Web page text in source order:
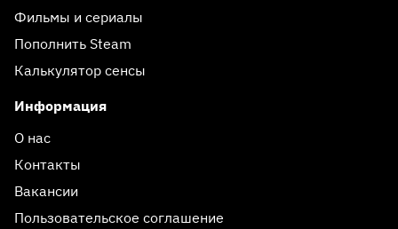
Фильмы и сериалы
Пополнить Steam
Калькулятор сенсы
Информация
О нас
Контакты
Вакансии
Пользовательское соглашение